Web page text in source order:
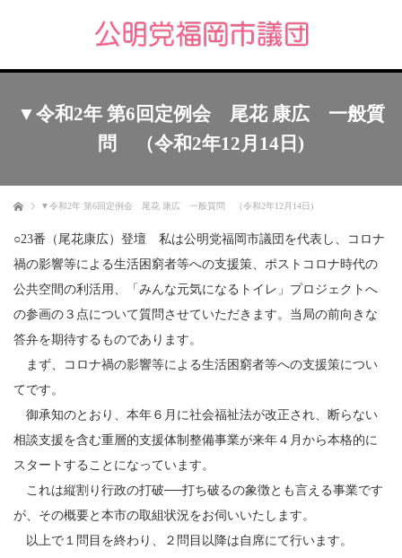
▼令和2年 第6回定例会 尾花 康広 一般質
問 （令和2年12月14日)
ホーム ▼令和2年 第6回定例会 尾花 康広 一般質問 （令和2年12月14日)
○23番（尾花康広）登壇 私は公明党福岡市議団を代表し、コロナ
禍の影響等による生活困窮者等への支援策、ポストコロナ時代の
公共空間の利活用、「みんな元気になるトイレ」プロジェクトへ
の参画の３点について質問させていただきます。当局の前向きな
答弁を期待するものであります。
まず、コロナ禍の影響等による生活困窮者等への支援策につい
てです。
御承知のとおり、本年６月に社会福祉法が改正され、断らない
相談支援を含む重層的支援体制整備事業が来年４月から本格的に
スタートすることになっています。
これは縦割り行政の打破──打ち破るの象徴とも言える事業です
が、その概要と本市の取組状況をお伺いいたします。
以上で１問目を終わり、２問目以降は自席にて行います。